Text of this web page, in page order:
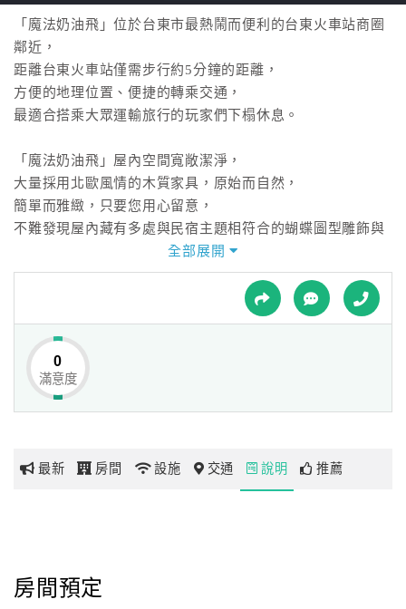
訂
房
HOT
特
民
宿
球
網
玩
地
圖
「魔法奶油飛」位於台東市最熱鬧而便利的台東火車站商圈
鄰近，
距離台東火車站僅需步行約5分鐘的距離，
方便的地理位置、便捷的轉乘交通，
最適合搭乘大眾運輸旅行的玩家們下榻休息。
「魔法奶油飛」屋內空間寬敞潔淨，
大量採用北歐風情的木質家具，原始而自然，
簡單而雅緻，只要您用心留意，
不難發現屋內藏有多處與民宿主題相符合的蝴蝶圖型雕飾與
舒適的家居氛圍令人心曠神怡。
「魔法奶油飛」空間偌大，與客廳採用同樣的風格品味，
舒適的潔白床鋪點綴著簡單的幾何圖型壁畫，
映著窗外的藍天白雲和台東的好風景，
呈現悠閒放鬆的度假氣息，
讓辛苦奔波的旅人們可以愜意享受度假的真諦。
全部展開
0
滿意度
最新 房間 設施 交通 說明 推薦
房間預定